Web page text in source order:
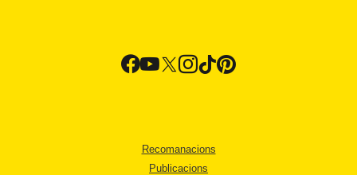
Recomanacions
Publicacions